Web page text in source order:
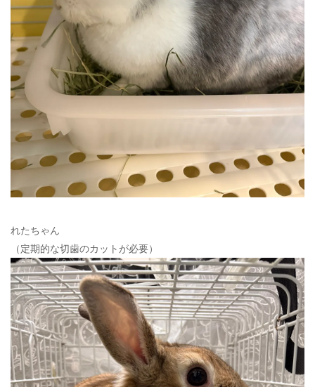
れたちゃん
（定期的な切歯のカットが必要）